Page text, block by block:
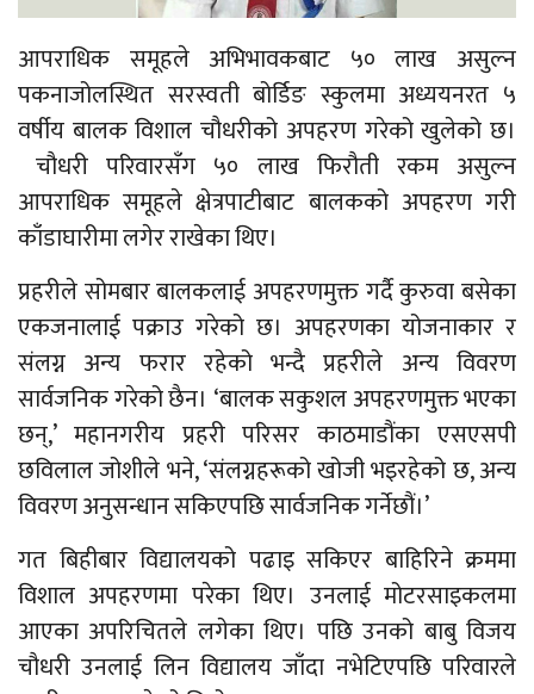
आपराधिक समूहले अभिभावकबाट ५० लाख असुल्न
पकनाजोलस्थित सरस्वती बोर्डिङ स्कुलमा अध्ययनरत ५
वर्षीय बालक विशाल चौधरीको अपहरण गरेको खुलेको छ।
चौधरी परिवारसँग ५० लाख फिरौती रकम असुल्न
आपराधिक समूहले क्षेत्रपाटीबाट बालकको अपहरण गरी
काँडाघारीमा लगेर राखेका थिए।
प्रहरीले सोमबार बालकलाई अपहरणमुक्त गर्दै कुरुवा बसेका
एकजनालाई पक्राउ गरेको छ। अपहरणका योजनाकार र
संलग्न अन्य फरार रहेको भन्दै प्रहरीले अन्य विवरण
सार्वजनिक गरेको छैन। ‘बालक सकुशल अपहरणमुक्त भएका
छन्,’ महानगरीय प्रहरी परिसर काठमाडौंका एसएसपी
छविलाल जोशीले भने, ‘संलग्नहरूको खोजी भइरहेको छ, अन्य
विवरण अनुसन्धान सकिएपछि सार्वजनिक गर्नेछौं।’
गत बिहीबार विद्यालयको पढाइ सकिएर बाहिरिने क्रममा
विशाल अपहरणमा परेका थिए। उनलाई मोटरसाइकलमा
आएका अपरिचितले लगेका थिए। पछि उनको बाबु विजय
चौधरी उनलाई लिन विद्यालय जाँदा नभेटिएपछि परिवारले